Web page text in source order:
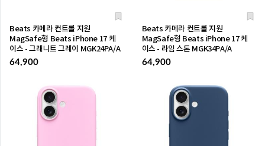
Beats 카메라 컨트롤 지원
MagSafe형 Beats iPhone 17 케
이스 - 그래니트 그레이 MGK24PA/A
64,900
Beats 카메라 컨트롤 지원
MagSafe형 Beats iPhone 17 케
이스 - 라임 스톤 MGK34PA/A
64,900